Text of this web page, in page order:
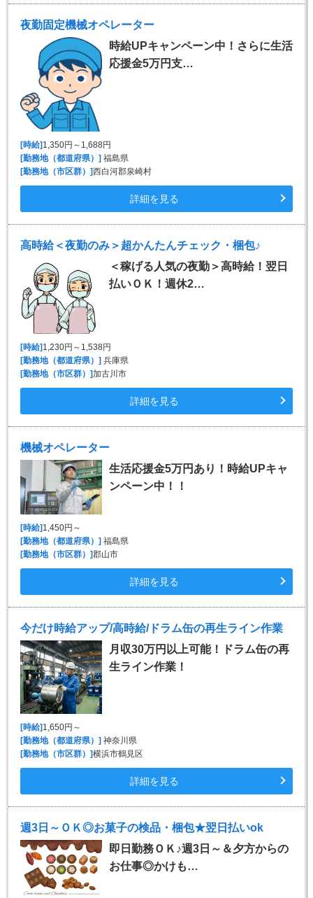
夜勤固定機械オペレーター
時給UPキャンペーン中！さらに生活
応援金5万円支…
[時給] 1,350円～1,688円
[勤務地（都道府県）] 福島県
[勤務地（市区群）]西白河郡泉崎村
詳細を見る
高時給＜夜勤のみ＞超かんたんチェック・梱包♪
＜稼げる人気の夜勤＞高時給！翌日
払いＯＫ！週休2…
[時給]1,230円～1,538円
[勤務地（都道府県）]兵庫県
[勤務地（市区群）]加古川市
詳細を見る
機械オペレーター
生活応援金5万円あり！時給UPキャ
ンペーン中！！
[時給]1,450円～
[勤務地（都道府県）]福島県
[勤務地（市区群）]郡山市
詳細を見る
今だけ時給アップ/高時給/ドラム缶の再生ライン作業
月収30万円以上可能！ドラム缶の再
生ライン作業！
[時給]1,650円～
[勤務地（都道府県）]神奈川県
[勤務地（市区群）]横浜市鶴見区
詳細を見る
週3日～ＯＫ◎お菓子の検品・梱包★翌日払いok
即日勤務ＯＫ♪週3日～＆夕方からの
お仕事◎かけも…